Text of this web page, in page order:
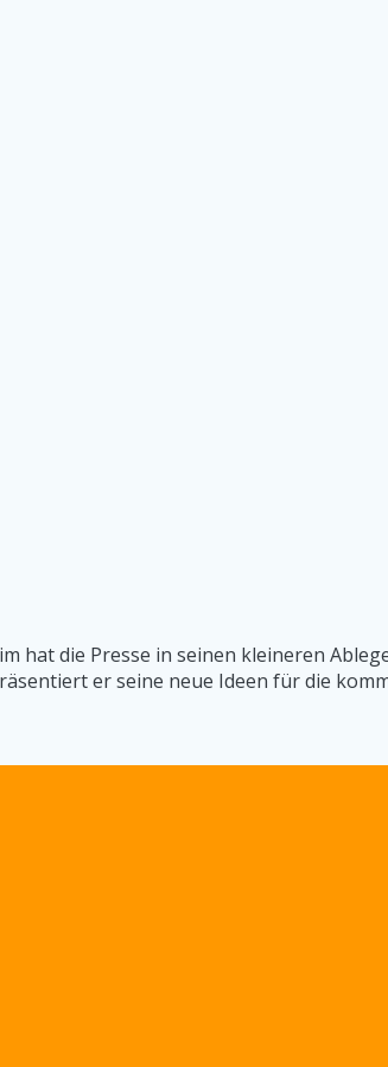
hat die Presse in seinen kleineren
er seine neue Ideen für die